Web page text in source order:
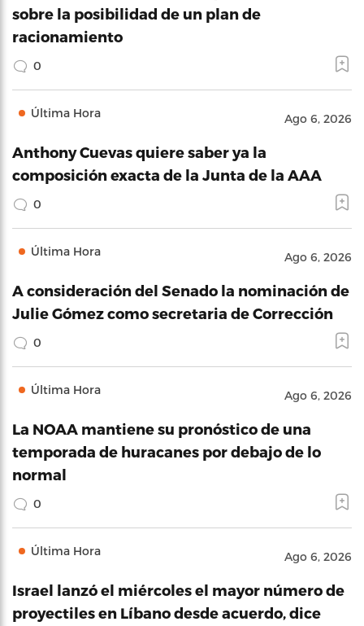
sobre la posibilidad de un plan de
racionamiento
0
Última Hora Ago 6, 2026
Anthony Cuevas quiere saber ya la
composición exacta de la Junta de la AAA
0
Última Hora Ago 6, 2026
A consideración del Senado la nominación de
Julie Gómez como secretaria de Corrección
0
Última Hora Ago 6, 2026
La NOAA mantiene su pronóstico de una
temporada de huracanes por debajo de lo
normal
0
Última Hora Ago 6, 2026
Israel lanzó el miércoles el mayor número de
proyectiles en Líbano desde acuerdo, dice